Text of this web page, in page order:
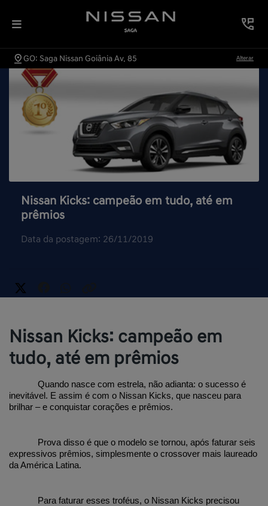
GO: Saga Nissan Goiânia Av. 85 Alterar
Nissan Kicks: campeão em tudo, até em
prêmios
Data da postagem: 26/11/2019
Nissan Kicks: campeão em
tudo, até em prêmios
Quando nasce com estrela, não adianta: o sucesso é
inevitável. E assim é com o Nissan Kicks, que nasceu para
brilhar – e conquistar corações e prêmios.
Prova disso é que o modelo se tornou, após faturar seis
expressivos prêmios, simplesmente o crossover mais laureado
da América Latina.
Para faturar esses troféus, o Nissan Kicks precisou